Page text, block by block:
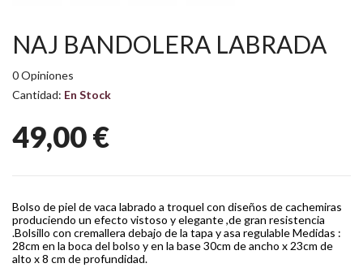
NAJ BANDOLERA LABRADA
0 Opiniones
Cantidad: En Stock
49,00 €
Bolso de piel de vaca labrado a troquel con diseños de cachemiras
produciendo un efecto vistoso y elegante ,de gran resistencia
.Bolsillo con cremallera debajo de la tapa y asa regulable Medidas :
28cm en la boca del bolso y en la base 30cm de ancho x 23cm de
alto x 8 cm de profundidad.